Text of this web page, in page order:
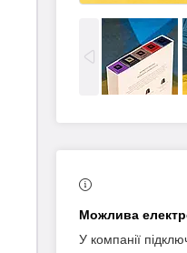
У компанії